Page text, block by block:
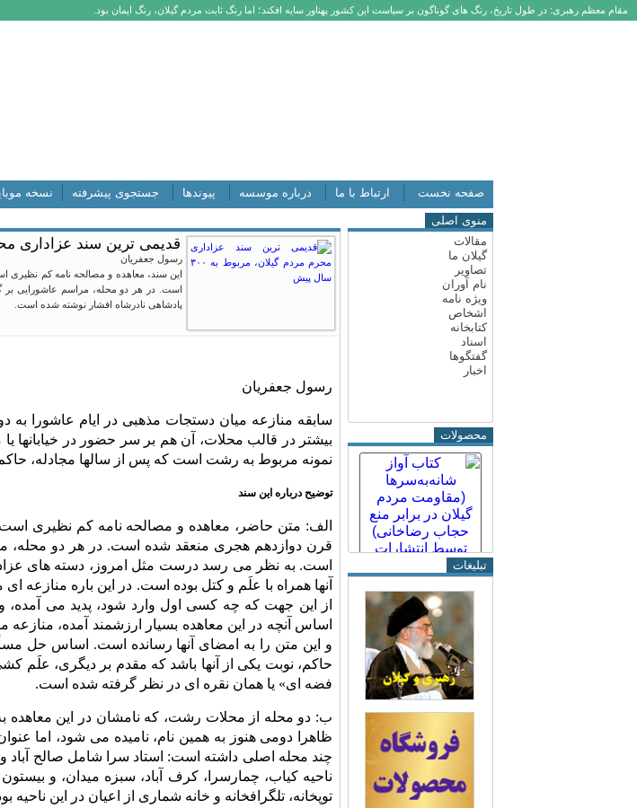
مقام معظم رهبری: در طول تاریخ، رنگ های گوناگون بر سیاست این کشور پهناور سایه افکند؛ اما رنگ ثابت مردم گیلان، رنگ ایمان بود.
صفحه نخست ارتباط با ما درباره موسسه پیوندها جستجوی پیشرفته نسخه
منوی اصلی
مقالات
گیلان ما
تصاویر
نام آوران
ویژه نامه
اشخاص
کتابخانه
اسناد
گفتگوها
اخبار
محصولات
تبلیغات
قدیمی ترین سند عزاداری محرم
رسول جعفریان
این سند، معاهده و مصالحه نامه کم
پادشاهی نادرشاه افشار نوشته شده است.
رسول جعفریان
سابقه منازعه میان دستجات مذهبی در ایام عاشورا به
بیشتر در قالب محلات، آن هم بر سر حضور در خیابانها
نمونه مربوط به رشت است که پس از سالها مجادله، حاکم
توضیح درباره این سند
الف: متن حاضر، معاهده و مصالحه نامه کم نظیری
قرن دوازدهم هجری منعقد شده است. در هر دو محله،
است. به نظر می رسد درست مثل امروز، دسته های
آنها همراه با علَم و کتل بوده است. در این باره منازعه
از این جهت که چه کسی اول وارد شود، پدید می آمده،
اساس آنچه در این معاهده بسیار ارزشمند آمده، منازعه
و این متن را به امضای آنها رسانده است. اساس حل
حاکم، نوبت یکی از آنها باشد که مقدم بر دیگری، علَم
فضه ای» یا همان نقره ای در نظر گرفته شده است.
ب: دو محله از محلات رشت، که نامشان در این معاهده
ظاهرا دومی هنوز به همین نام، نامیده می شود، اما
چند محله اصلی داشته است: استاد سرا شامل صالح آباد و
ناحیه کیاب، چمارسرا، کرف آباد، سبزه میدان، و
توپخانه، تلگرافخانه و خانه شماری از اعیان در این ناحیه